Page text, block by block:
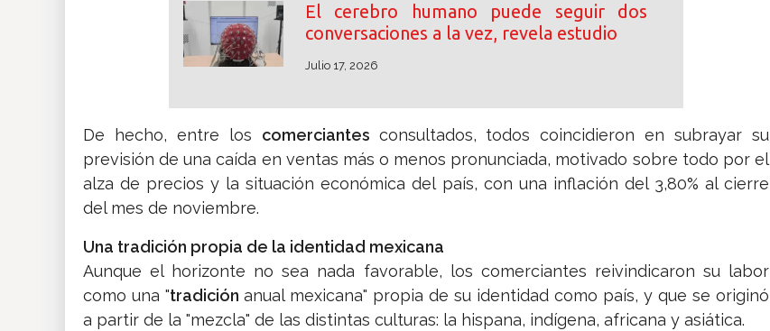
El cerebro humano puede seguir dos
conversaciones a la vez, revela estudio
Julio 17, 2026
De hecho, entre los comerciantes consultados, todos coincidieron en subrayar su
previsión de una caída en ventas más o menos pronunciada, motivado sobre todo por el
alza de precios y la situación económica del país, con una inflación del 3,80% al cierre
del mes de noviembre.
Una tradición propia de la identidad mexicana
Aunque el horizonte no sea nada favorable, los comerciantes reivindicaron su labor
como una "tradición anual mexicana" propia de su identidad como país, y que se originó
a partir de la "mezcla" de las distintas culturas: la hispana, indígena, africana y asiática.